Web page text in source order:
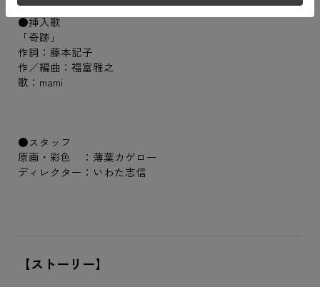
●挿入歌
「奇跡」
作詞：藤本記子
作／編曲：福富雅之
歌：mami
●スタッフ
原画・彩色 ：薄葉カゲロー
ディレクター：いわた志信
【ストーリー】